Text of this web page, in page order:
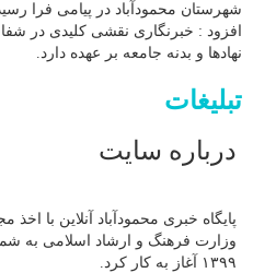
شهرستان محمودآباد در پیامی فرا
افزود : خبرنگاری نقشی کلیدی در
نهادها و بدنه جامعه بر عهده دارد.
تبلیغات
درباره سایت
پایگاه خبری محمودآباد آنلاین با
۱۳۹۹ آغاز به کار کرد.